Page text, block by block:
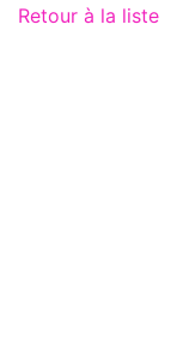
Retour à la liste